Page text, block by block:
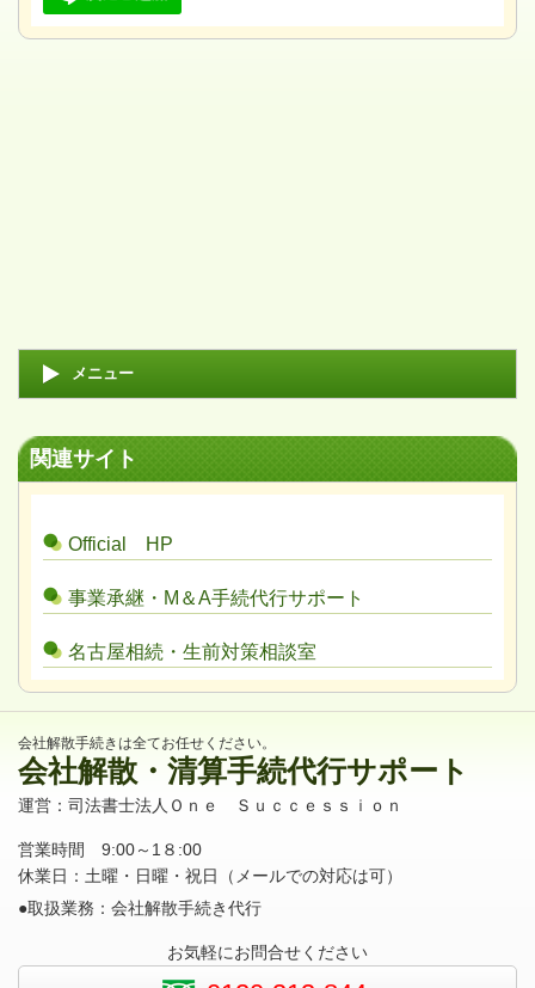
メニュー
関連サイト
Official HP
事業承継・M＆A手続代行サポート
名古屋相続・生前対策相談室
会社解散手続きは全てお任せください。
会社解散・清算手続代行サポート
運営：司法書士法人Ｏｎｅ Ｓｕｃｃｅｓｓｉｏｎ
営業時間 9:00～1８:00
休業日：土曜・日曜・祝日（メールでの対応は可）
●取扱業務：会社解散手続き代行
お気軽にお問合せください